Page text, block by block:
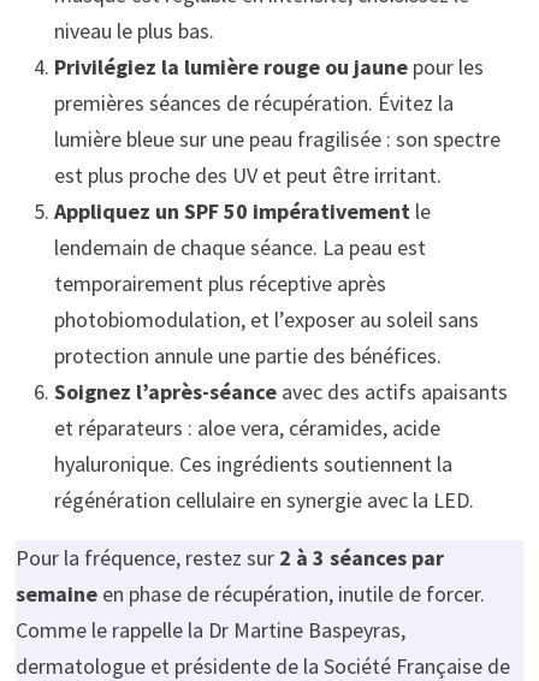
niveau le plus bas.
Privilégiez la lumière rouge ou jaunepour les
premières séances de récupération. Évitez la
lumière bleue sur une peau fragilisée : son spectre
est plus proche des UV et peut être irritant.
Appliquez un SPF 50 impérativementle
lendemain de chaque séance. La peau est
temporairement plus réceptive après
photobiomodulation, et l’exposer au soleil sans
protection annule une partie des bénéfices.
Soignez l’après-séanceavec des actifs apaisants
et réparateurs : aloe vera, céramides, acide
hyaluronique. Ces ingrédients soutiennent la
régénération cellulaire en synergie avec la LED.
Pour la fréquence, restez sur 2 à 3 séances par
semaineen phase de récupération, inutile de forcer.
Comme le rappelle la Dr Martine Baspeyras,
dermatologue et présidente de la Société Française de